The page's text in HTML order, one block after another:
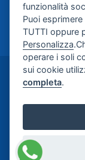
funzionalità
Puoi
TUTTI oppure
Personalizza
operare i soli
sui cookie
completa.
©2024-2026